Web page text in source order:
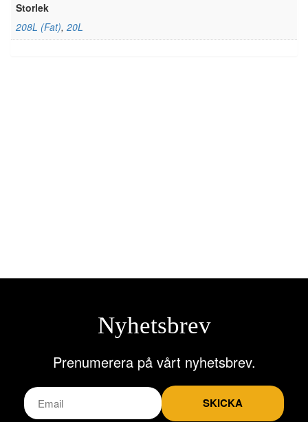
Storlek
208L (Fat), 20L
Nyhetsbrev
Prenumerera på vårt nyhetsbrev.
SKICKA